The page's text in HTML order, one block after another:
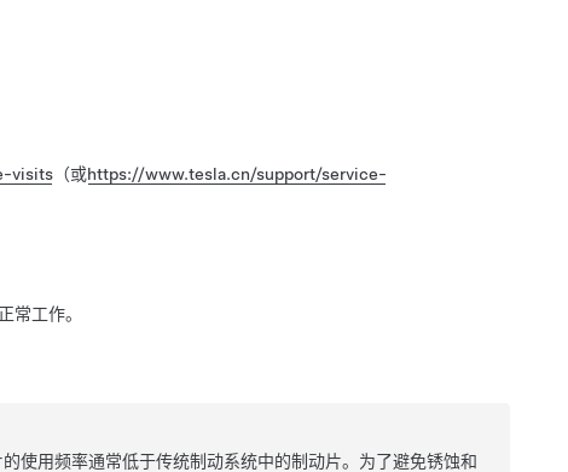
visits （或https://www.tesla.cn/support/service-
常工作。
使用频率通常低于传统制动系统中的制动片。为了避免锈蚀和